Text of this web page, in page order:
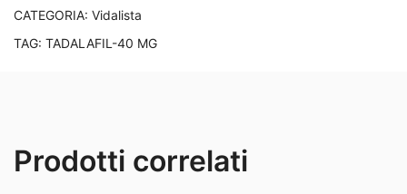
CATEGORIA: Vidalista
TAG: TADALAFIL-40 MG
Prodotti correlati